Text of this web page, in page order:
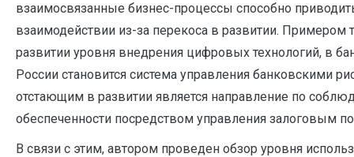
взаимосвязанные бизнес-процессы способно
взаимодействии из-за перекоса в развитии. Примером
развитии уровня внедрения цифровых технологий, в
России становится система управления банковскими
отстающим в развитии является направление по
обеспеченности посредством управления залоговым
В связи с этим, автором проведен обзор уровня